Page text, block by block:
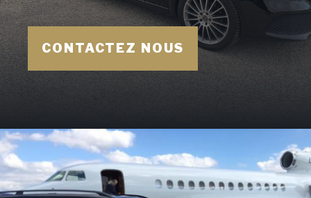
CONTACTEZ NOUS